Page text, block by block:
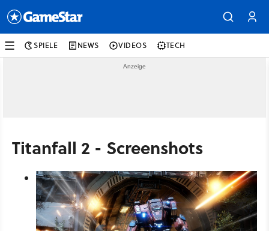
SPIELE NEWS VIDEOS TECH
Titanfall 2 - Screenshots